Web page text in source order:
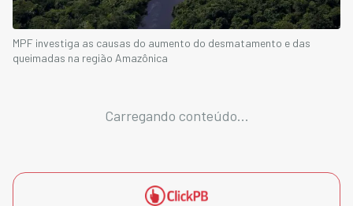
MPF investiga as causas do aumento do desmatamento e das
queimadas na região Amazônica
Carregando conteúdo...